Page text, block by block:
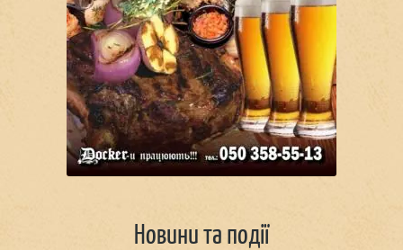
Новини та події